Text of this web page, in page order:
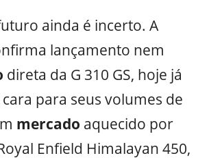
ainda é incerto. A
lançamento nem
direta da G 310 GS, hoje já
para seus volumes de
mercado aquecido por
Enfield Himalayan 450,